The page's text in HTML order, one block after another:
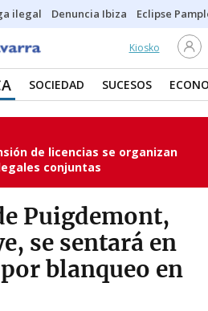
ilegal Denuncia Ibiza Eclipse
Kiosko
SOCIEDAD SUCESOS
de licencias se organizan
conjuntas
Puigdemont,
se sentará en
blanqueo en